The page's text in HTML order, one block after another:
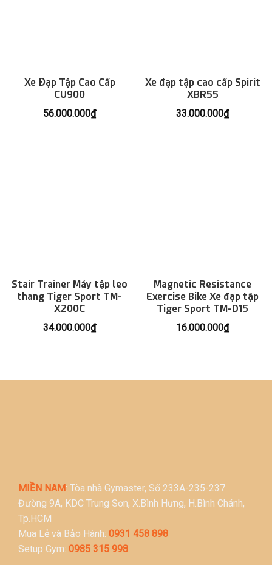
Xe Đạp Tập Cao Cấp
CU900
56.000.000₫
Xe đạp tập cao cấp Spirit
XBR55
33.000.000₫
Stair Trainer Máy tập leo
thang Tiger Sport TM-
X200C
34.000.000₫
Magnetic Resistance
Exercise Bike Xe đạp tập
Tiger Sport TM-D15
16.000.000₫
MIỀN NAM: Tòa nhà Gymaster, Số 233A-235-237
Đường 9A, KDC Trung Sơn, X.Bình Hưng, H.Bình Chánh,
Tp.HCM
Mua Lẻ và Bảo Hành: 0931 458 898
Setup Gym: 0985 315 998